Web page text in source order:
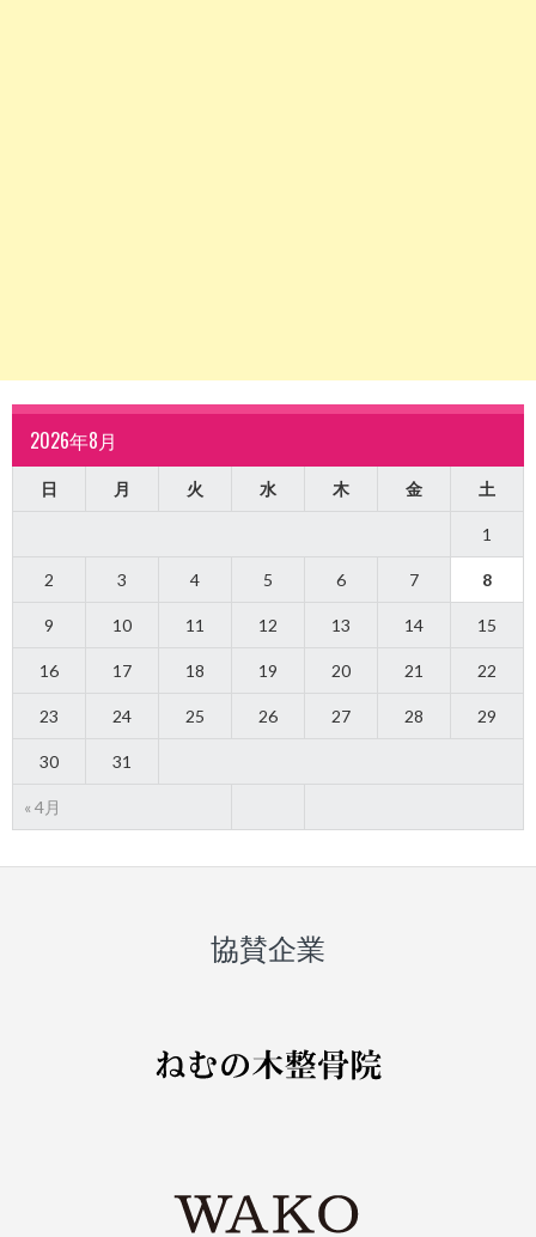
2026年8月
日 月 火 水 木 金 土
« 4月
1
2 3 4 5 6 7 8
9 10 11 12 13 14 15
16 17 18 19 20 21 22
23 24 25 26 27 28 29
30 31
協賛企業